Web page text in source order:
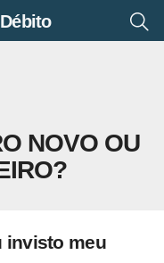
NOVO OU
invisto meu